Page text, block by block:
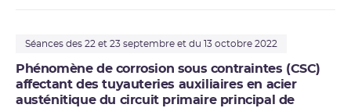
Séances des 22 et 23 septembre et du 13 octobre 2022
Phénomène de corrosion sous contraintes (CSC)
affectant des tuyauteries auxiliaires en acier
austénitique du circuit primaire principal de